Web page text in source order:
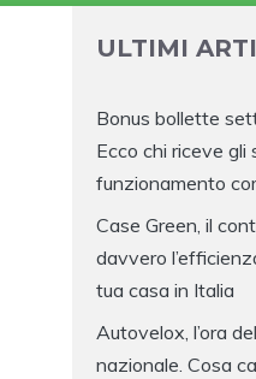
ULTIMI
Bonus bollette
Ecco chi riceve gli
funzionamento
Case Green, il
davvero
tua casa in Italia
Autovelox, l’ora
nazionale. Cosa